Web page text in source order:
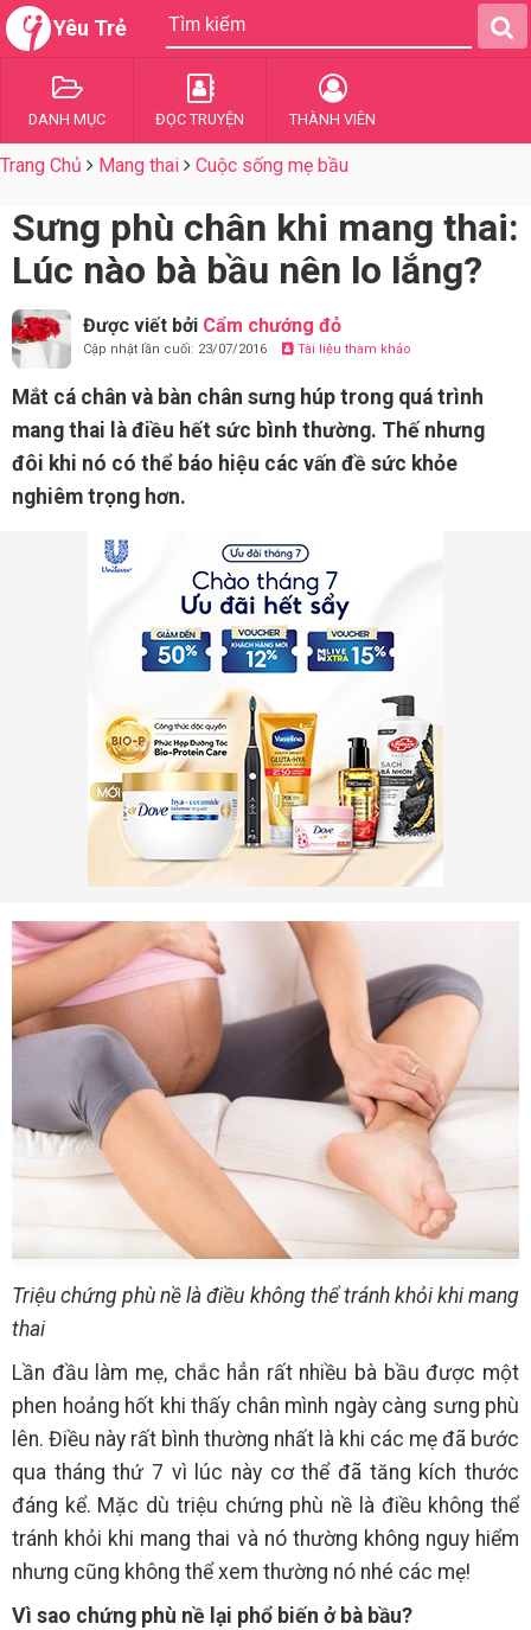
Yêu Trẻ
DANH MỤC ĐỌC TRUYỆN THÀNH VIÊN
Trang Chủ Mang thai Cuộc sống mẹ bầu
Sưng phù chân khi mang thai:
Lúc nào bà bầu nên lo lắng?
Được viết bởi Cẩm chướng đỏ
Cập nhật lần cuối: 23/07/2016 Tài liệu tham khảo
Mắt cá chân và bàn chân sưng húp trong quá trình
mang thai là điều hết sức bình thường. Thế nhưng
đôi khi nó có thể báo hiệu các vấn đề sức khỏe
nghiêm trọng hơn.
Triệu chứng phù nề là điều không thể tránh khỏi khi mang
thai
Lần đầu làm mẹ, chắc hẳn rất nhiều bà bầu được một
phen hoảng hốt khi thấy chân mình ngày càng sưng phù
lên. Điều này rất bình thường nhất là khi các mẹ đã bước
qua tháng thứ 7 vì lúc này cơ thể đã tăng kích thước
đáng kể. Mặc dù triệu chứng phù nề là điều không thể
tránh khỏi khi mang thai và nó thường không nguy hiểm
nhưng cũng không thể xem thường nó nhé các mẹ!
Vì sao chứng phù nề lại phổ biến ở bà bầu?